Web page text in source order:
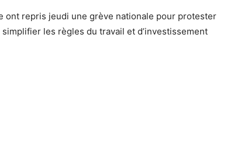
ont repris jeudi une grève nationale pour protester
les règles du travail et d’investissement